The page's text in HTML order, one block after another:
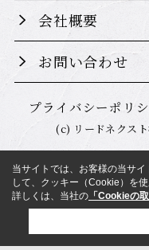
会社概要
お問い合わせ
プライバシーポリ
(c) リードネクス
当サイトでは、お客様の当サ
して、クッキー（Cookie）を使
詳しくは、当社の 「Cookieの